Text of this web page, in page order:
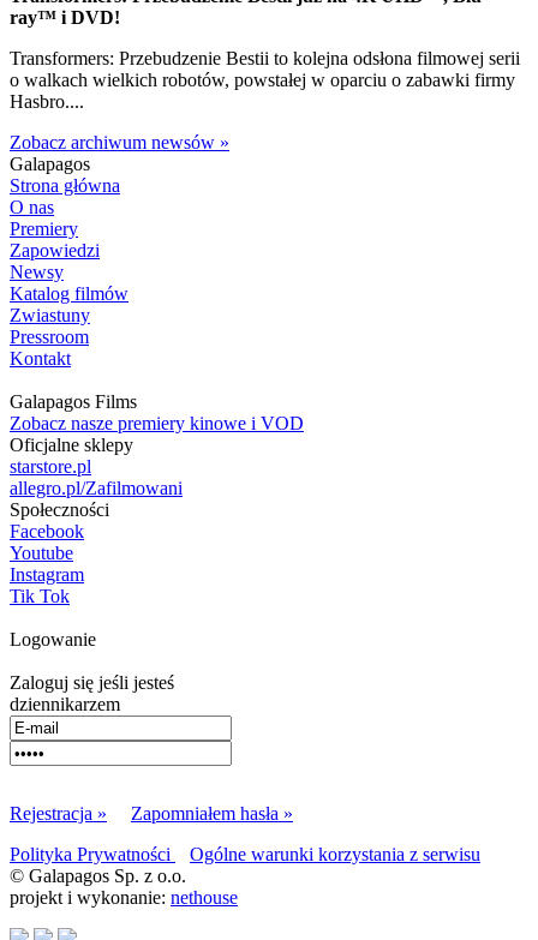
ray™ i DVD!
Transformers: Przebudzenie Bestii to kolejna odsłona filmowej serii
o walkach wielkich robotów, powstałej w oparciu o zabawki firmy
Hasbro....
Zobacz archiwum newsów »
Galapagos
Strona główna
O nas
Premiery
Zapowiedzi
Newsy
Katalog filmów
Zwiastuny
Pressroom
Kontakt
Galapagos Films
Zobacz nasze premiery kinowe i VOD
Oficjalne sklepy
starstore.pl
allegro.pl/Zafilmowani
Społeczności
Facebook
Youtube
Instagram
Tik Tok
Logowanie
Zaloguj się jeśli jesteś
dziennikarzem
Rejestracja »
Zapomniałem hasła »
Polityka Prywatności
Ogólne warunki korzystania z serwisu
© Galapagos Sp. z o.o.
projekt i wykonanie: nethouse